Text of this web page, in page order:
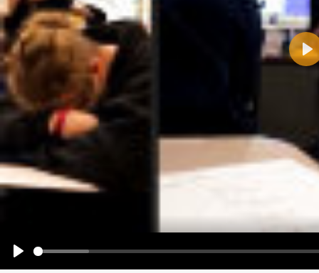
E-Mail-Adresse (optional):
Ich möchte eine E-Mail, wenn auf dieser Seite weitere Kommentare erscheinen.